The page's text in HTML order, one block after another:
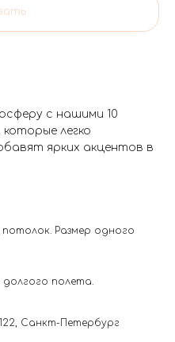
с нашими 10
легко
ярких акцентов в
Размер одного
полета.
Санкт-Петербург